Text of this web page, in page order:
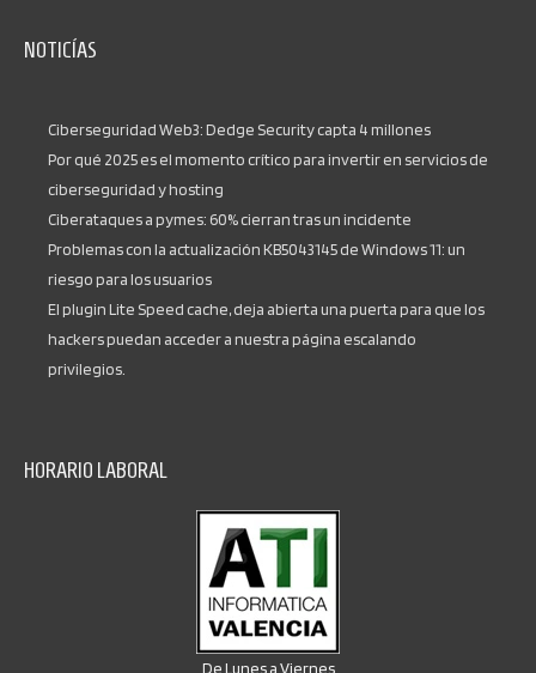
NOTICÍAS
Ciberseguridad Web3: Dedge Security capta 4 millones
Por qué 2025 es el momento crítico para invertir en servicios de
ciberseguridad y hosting
Ciberataques a pymes: 60% cierran tras un incidente
Problemas con la actualización KB5043145 de Windows 11: un
riesgo para los usuarios
El plugin Lite Speed cache, deja abierta una puerta para que los
hackers puedan acceder a nuestra página escalando
privilegios.
HORARIO LABORAL
De Lunes a Viernes